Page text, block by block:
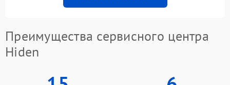
Преимущества сервисного центра
Hiden